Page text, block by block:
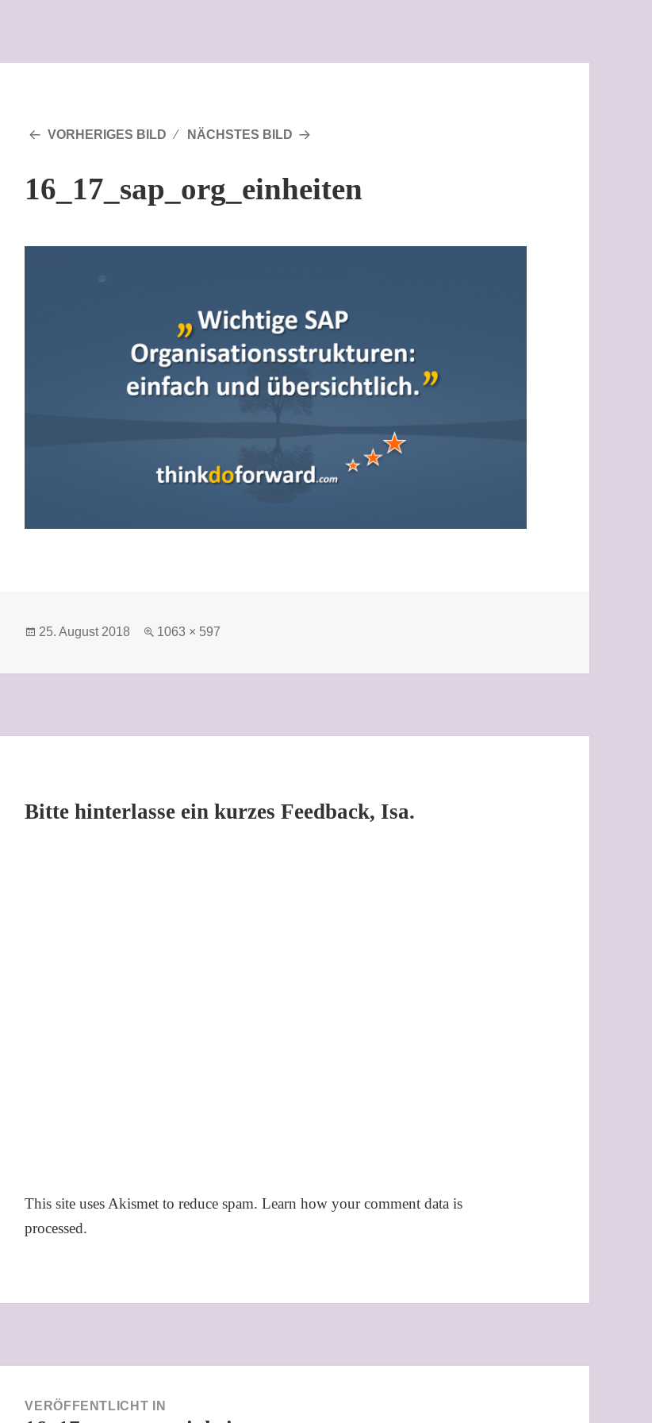
VORHERIGES BILD NÄCHSTES BILD
16_17_sap_org_einheiten
Veröffentlicht
25. August 2018
Volle
1063 × 597
Bitte hinterlasse ein kurzes Feedback, Isa.
This site uses Akismet to reduce spam.Learn how your comment data is
processed.
VERÖFFENTLICHT IN